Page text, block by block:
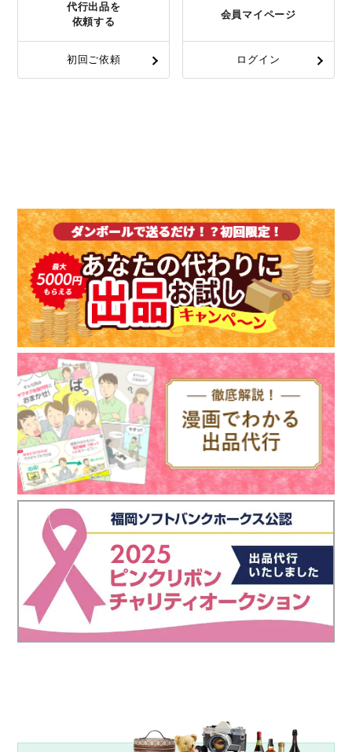
代行出品を
依頼する
初回ご依頼
会員マイページ
ログイン